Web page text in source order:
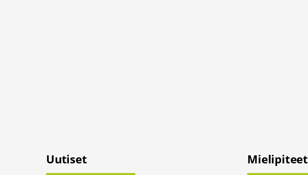
Uutiset Mielipiteet